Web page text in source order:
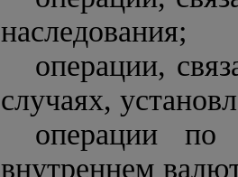
наследования;
операции,
случаях,
операции
внутреннем